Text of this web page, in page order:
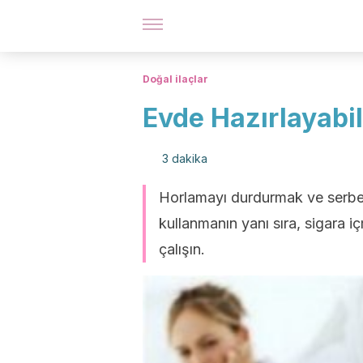
Doğal ilaçlar
Evde
3 dakika
Horlamayı durdurmak ve
kullanmanın yanı sıra, sigara
çalışın.